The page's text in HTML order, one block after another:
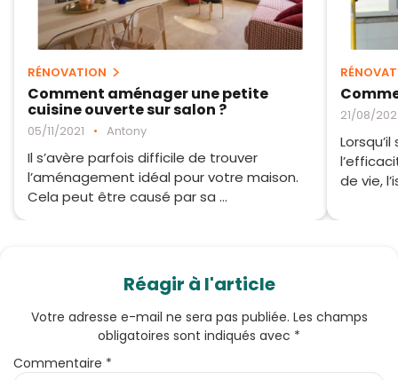
RÉNOVATION
Comment aménager une petite
cuisine ouverte sur salon ?
05/11/2021 • Antony
Il s’avère parfois difficile de trouver
l’aménagement idéal pour votre maison.
Cela peut être causé par sa ...
21/08/
de vie,
Réagir à l'article
Votre adresse e-mail ne sera pas publiée. Les champs
obligatoires sont indiqués avec *
Commentaire *